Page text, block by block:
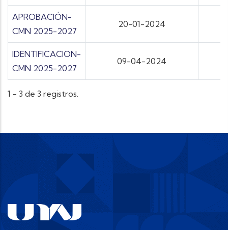
APROBACIÓN-
CMN 2025-2027
20-01-2024
IDENTIFICACION-
CMN 2025-2027
09-04-2024
1 - 3 de 3 registros.